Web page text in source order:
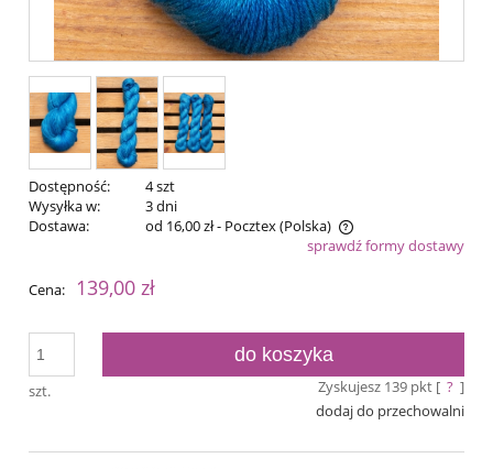
Dostępność:
4 szt
Wysyłka w:
3 dni
Dostawa:
od 16,00 zł- Pocztex(Polska)
Cena nie zawiera ewentualnych kosztów płatnościsprawdź formy dostawy
Cena: 139,00 zł
szt.
do koszyka
Zyskujesz 139pkt [ ? ]
dodaj do przechowalni